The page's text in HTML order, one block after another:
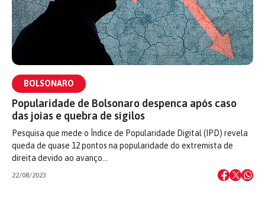
BOLSONARO
Popularidade de Bolsonaro despenca após caso
das joias e quebra de sigilos
Pesquisa que mede o Índice de Popularidade Digital (IPD) revela
queda de quase 12 pontos na popularidade do extremista de
direita devido ao avanço…
22/08/2023